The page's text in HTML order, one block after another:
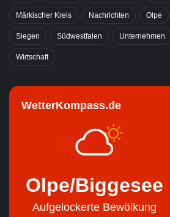
Märkischer Kreis Nachrichten Olpe
Siegen Südwestfalen Unternehmen
Wirtschaft
WetterKompass.de
Olpe/Biggesee
Aufgelockerte Bewölkung